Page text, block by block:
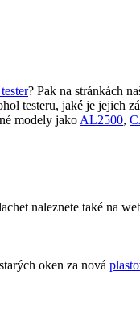
? Pak na stránkách
testeru, jaké je jejich
modely jako AL2500,
naleznete také na
oken za nová